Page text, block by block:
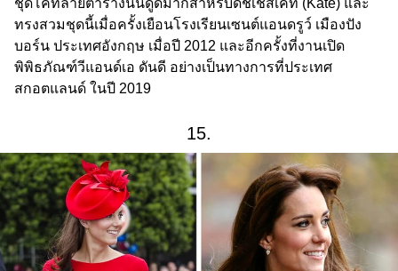
ทรงสวมชุดนี้เมื่อครั้งเยือนโรงเรียนเซนต์แอนดรูว์ เมืองปัง
บอร์น ประเทศอังกฤษ เมื่อปี 2012 และอีกครั้งที่งานเปิด
พิพิธภัณฑ์วีแอนด์เอ ดันดี อย่างเป็นทางการที่ประเทศ
สกอตแลนด์ ในปี 2019
15.